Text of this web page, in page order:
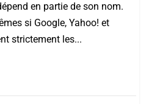
en partie de son nom.
si Google, Yahoo! et
strictement les...